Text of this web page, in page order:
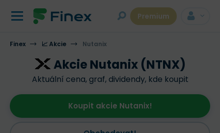
Premium
Finex 📈 Akcie Nutanix
Akcie Nutanix (NTNX)
Aktuální cena, graf, dividendy, kde koupit
Koupit akcie Nutanix!